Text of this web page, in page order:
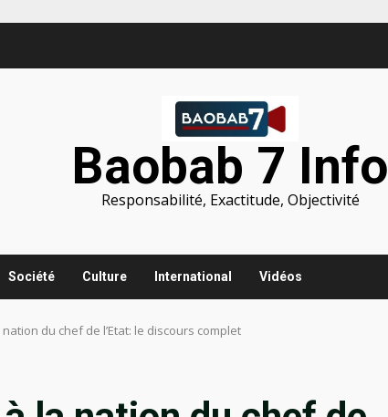
Baobab 7 Info
Responsabilité, Exactitude, Objectivité
Société Culture International Vidéos
du chef de l’Etat: le discours complet